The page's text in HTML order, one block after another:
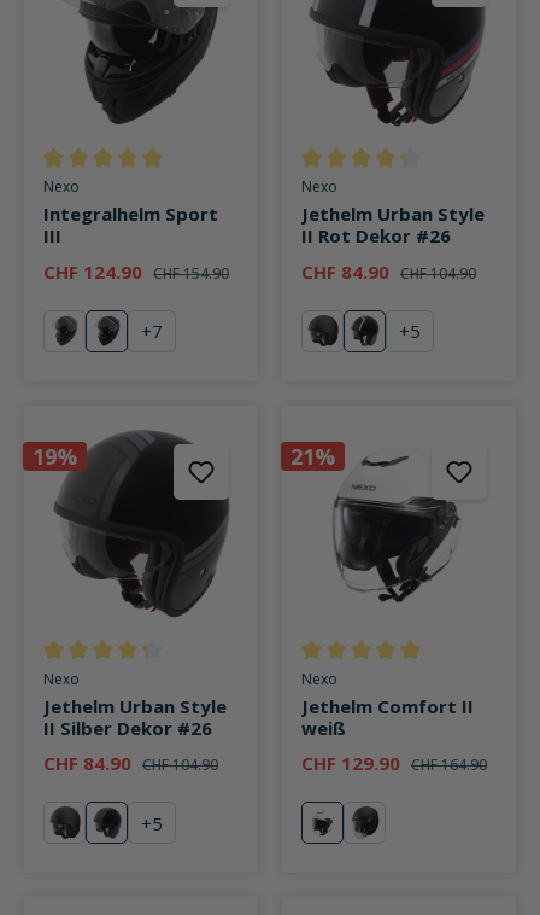
Durchschnittliche Bewertung von 5 von 5 Sternen
Nexo
Integralhelm Sport
III
CHF 124.90 CHF 154.90
schwarzmattschwarz
+7
Durchschnittliche Bewertung
Nexo
Jethelm Urban Style
II Rot Dekor #26
CHF 84.90 CHF 104.90
mattschwarz
Rot Dekor #26
+5
19%
Durchschnittliche Bewertung von 4.3 von 5 Sternen
Nexo
Jethelm Urban Style
II Silber Dekor #26
CHF 84.90 CHF 104.90
mattschwarz
Silber Dekor #26
+5
21%
Durchschnittliche Bewertung
Nexo
Jethelm Comfort II
weiß
CHF 129.90 CHF 164.90
weißmattschwarz